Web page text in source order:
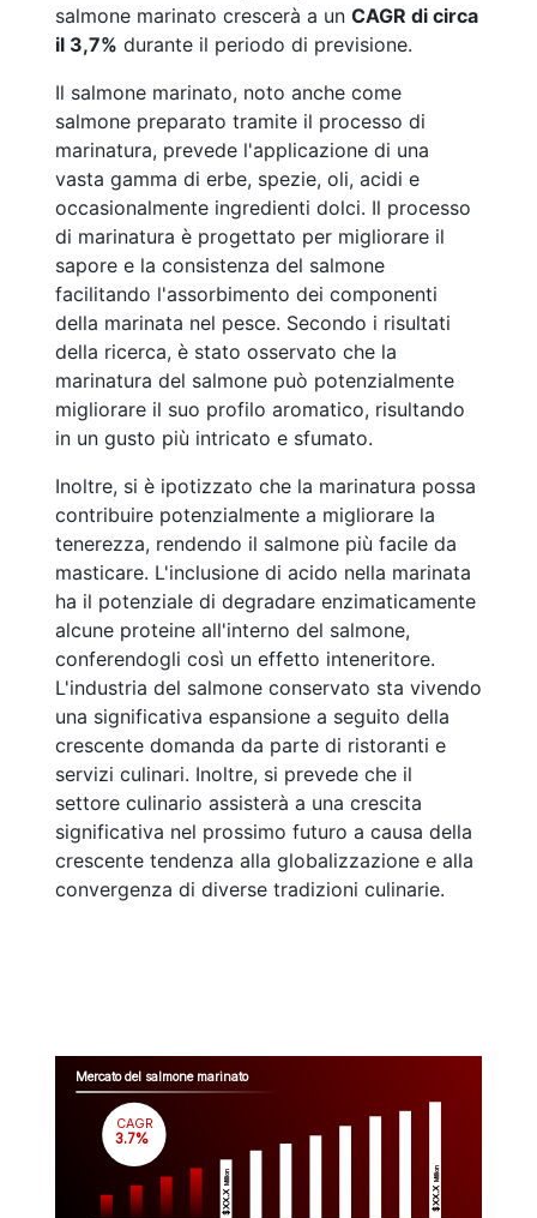
salmone marinato crescerà a un CAGR di circa
il 3,7% durante il periodo di previsione.
Il salmone marinato, noto anche come
salmone preparato tramite il processo di
marinatura, prevede l'applicazione di una
vasta gamma di erbe, spezie, oli, acidi e
occasionalmente ingredienti dolci. Il processo
di marinatura è progettato per migliorare il
sapore e la consistenza del salmone
facilitando l'assorbimento dei componenti
della marinata nel pesce. Secondo i risultati
della ricerca, è stato osservato che la
marinatura del salmone può potenzialmente
migliorare il suo profilo aromatico, risultando
in un gusto più intricato e sfumato.
Inoltre, si è ipotizzato che la marinatura possa
contribuire potenzialmente a migliorare la
tenerezza, rendendo il salmone più facile da
masticare. L'inclusione di acido nella marinata
ha il potenziale di degradare enzimaticamente
alcune proteine all'interno del salmone,
conferendogli così un effetto inteneritore.
L'industria del salmone conservato sta vivendo
una significativa espansione a seguito della
crescente domanda da parte di ristoranti e
servizi culinari. Inoltre, si prevede che il
settore culinario assisterà a una crescita
significativa nel prossimo futuro a causa della
crescente tendenza alla globalizzazione e alla
convergenza di diverse tradizioni culinarie.
Mercato del salmone marinato
$XX.X
Million
$XX.X
Million
CAGR
3.7%